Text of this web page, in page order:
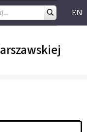
EN